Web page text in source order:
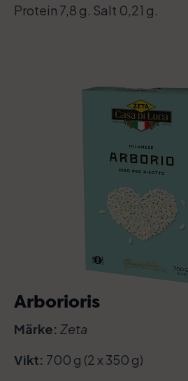
Protein 7,8 g. Salt 0,21 g.
Arborioris
Märke: Zeta
Vikt: 700 g (2 x 350 g)